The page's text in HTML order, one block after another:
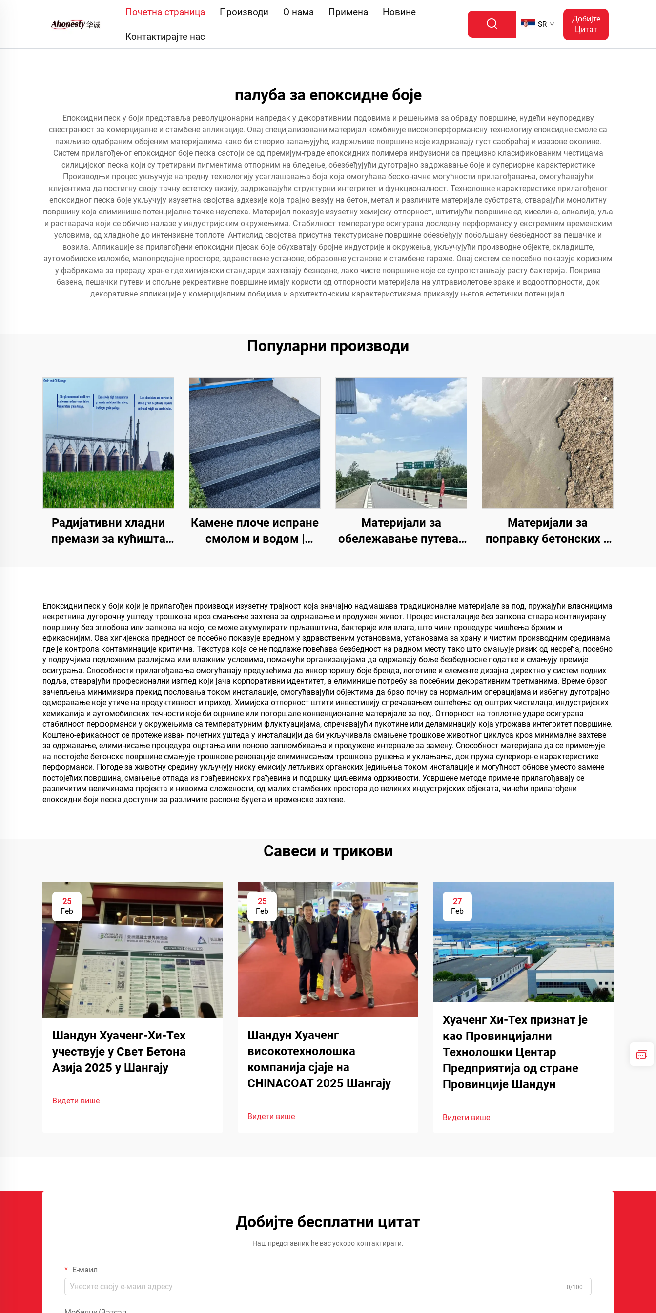
Почетна страница Производи О нама Примена Новине
Контактирајте нас
SR
Добијте
Цитат
палуба за епоксидне боје
Епоксидни песк у боји представља револуционарни напредак у декоративним подовима и решењима за обраду површине, нудећи неупоредиву
свестраност за комерцијалне и стамбене апликације. Овај специјализовани материјал комбинује високоперформансну технологију епоксидне смоле са
пажљиво одабраним обојеним материјалима како би створио запањујуће, издржљиве површине које издржавају густ саобраћај и изазове околине.
Систем прилагођеног епоксидног боје песка састоји се од премијум-граде епоксидних полимера инфузиони са прецизно класификованим честицама
силицијског песка који су третирани пигментима отпорним на бледење, обезбеђујући дуготрајно задржавање боје и супериорне карактеристике
Производњи процес укључује напредну технологију усаглашавања боја која омогућава бесконачне могућности прилагођавања, омогућавајући
клијентима да постигну своју тачну естетску визију, задржавајући структурни интегритет и функционалност. Технолошке карактеристике прилагођеног
епоксидног песка боје укључују изузетна својства адхезије која трајно везују на бетон, метал и различите материјале субстрата, стварајући монолитну
површину која елиминише потенцијалне тачке неуспеха. Материјал показује изузетну хемијску отпорност, штитијући површине од киселина, алкалија, уља
и растварача који се обично налазе у индустријским окружењима. Стабилност температуре осигурава доследну перформансу у екстремним временским
условима, од хладноће до интензивне топлоте. Антислид својства присутна текстурисане површине обезбеђују побољшану безбедност за пешачке и
возила. Апликације за прилагођени епоксидни пјесак боје обухватају бројне индустрије и окружења, укључујући производне објекте, складиште,
аутомобилске изложбе, малопродајне просторе, здравствене установе, образовне установе и стамбене гараже. Овај систем се посебно показује корисним
у фабрикама за прераду хране где хигијенски стандарди захтевају безводне, лако чисте површине које се супротстављају расту бактерија. Покрива
базена, пешачки путеви и спољне рекреативне површине имају користи од отпорности материјала на ултравиолетове зраке и водоотпорности, док
декоративне апликације у комерцијалним лобијима и архитектонским карактеристикама приказују његов естетички потенцијал.
Популарни производи
Радијативни хладни
премази за кућишта
бојевог челика,
резервоар за
складиштење
житарица, резервоар
за складиштење уља
Камене плоче испране
смолом и водом |
комерцијалне и
стамбене објекте
Материјали за
обележавање путева |
бетонске коловозе
Материјали за
поправку бетонских и
реновирање површина
Епоксидни песк у боји који је прилагођен производи изузетну трајност која значајно надмашава традиционалне материјале за под, пружајући власницима
некретнина дугорочну уштеду трошкова кроз смањење захтева за одржавање и продужен живот. Процес инсталације без запкова ствара континуирану
површину без зглобова или запкова на којој се може акумулирати прљавштина, бактерије или влага, што чини процедуре чишћења бржим и
ефикаснијим. Ова хигијенска предност се посебно показује вредном у здравственим установама, установама за храну и чистим производним срединама
где је контрола контаминације критична. Текстура која се не подлаже повећава безбедност на радном месту тако што смањује ризик од несрећа, посебно
у подручјима подложним разлијама или влажним условима, помажући организацијама да одржавају боље безбедносне податке и смањују премије
осигурања. Способности прилагођавања омогућавају предузећима да инкорпоришу боје бренда, логотипе и елементе дизајна директно у систем подних
подља, стварајући професионални изглед који јача корпоративни идентитет, а елиминише потребу за посебним декоративним третманима. Време брзог
зачепљења минимизира прекид пословања током инсталације, омогућавајући објектима да брзо почну са нормалним операцијама и избегну дуготрајно
одморавање које утиче на продуктивност и приход. Химијска отпорност штити инвестицију спречавањем оштећења од оштрих чистилаца, индустријских
хемикалија и аутомобилских течности које би оцрниле или погоршале конвенционалне материјале за под. Отпорност на топлотне ударе осигурава
стабилност перформанси у окружењима са температурним флуктуацијама, спречавајући пукотине или деламинацију која угрожава интегритет површине.
Коштено-ефикасност се протеже изван почетних уштеда у инсталацији да би укључивала смањене трошкове животног циклуса кроз минималне захтеве
за одржавање, елиминисање процедура оцртања или поново запломбивања и продужене интервале за замену. Способност материјала да се примењује
на постојеће бетонске површине смањује трошкове реновације елиминисањем трошкова рушења и уклањања, док пружа супериорне карактеристике
перформанси. Погоде за животну средину укључују ниску емисију летљивих органских једињења током инсталације и могућност обнове уместо замене
постојећих површина, смањење отпада из грађевинских грађевина и подршку циљевима одрживости. Усвршене методе примене прилагођавају се
различитим величинама пројекта и нивоима сложености, од малих стамбених простора до великих индустријских објеката, чинећи прилагођени
епоксидни боји песка доступни за различите распоне буџета и временске захтеве.
Савеси и трикови
25
Feb
Шандун Хуаченг-Хи-Тех
учествује у Свет Бетона
Азија 2025 у Шангају
Видети више
25
Feb
Шандун Хуаченг
високотехнолошка
компанија сјаје на
CHINACOAT 2025 Шангају
Видети више
27
Feb
Хуаченг Хи-Тех признат је
као Провинцијални
Технолошки Центар
Предприятија од стране
Провинције Шандун
Видети више
Добијте бесплатни цитат
Наш представник ће вас ускоро контактирати.
Е-маил
0/100